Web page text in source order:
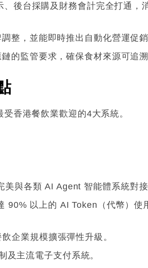
、後台採購及財務會計完全打通，
整，並能即時推出自動化營運促
鏈的監管要求，確保食材來源可追
香港餐飲業歡迎的4大系統。
與各類 AI Agent 智能體系統對接
90% 以上的 AI Token（代幣）使
企業規模擴張彈性升級 。
及主流電子支付系統。